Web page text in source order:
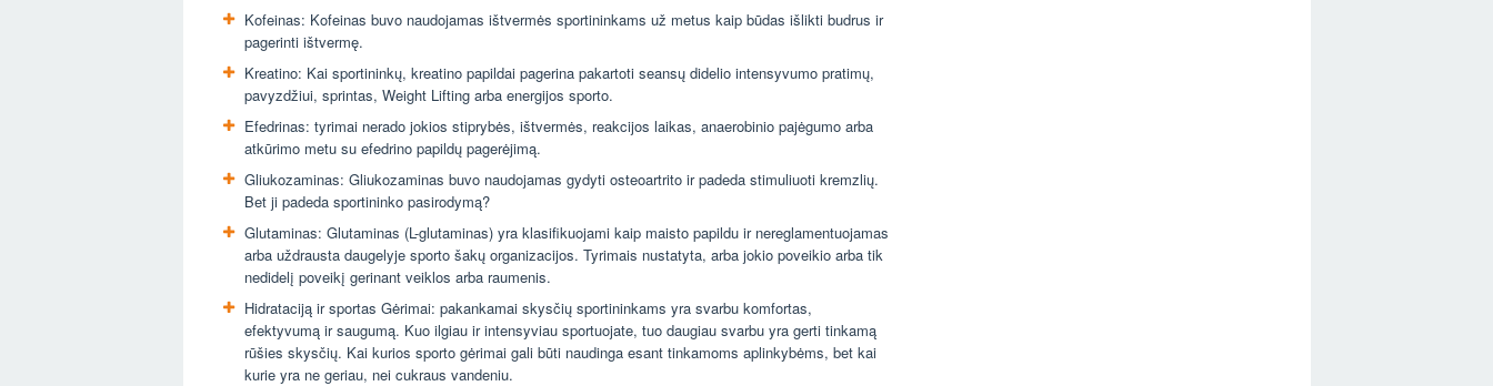
Kofeinas: Kofeinas buvo naudojamas ištvermės sportininkams už metus kaip būdas išlikti budrus ir
pagerinti ištvermę.
Kreatino: Kai sportininkų, kreatino papildai pagerina pakartoti seansų didelio intensyvumo pratimų,
pavyzdžiui, sprintas, Weight Lifting arba energijos sporto.
Efedrinas: tyrimai nerado jokios stiprybės, ištvermės, reakcijos laikas, anaerobinio pajėgumo arba
atkūrimo metu su efedrino papildų pagerėjimą.
Gliukozaminas: Gliukozaminas buvo naudojamas gydyti osteoartrito ir padeda stimuliuoti kremzlių.
Bet ji padeda sportininko pasirodymą?
Glutaminas: Glutaminas (L-glutaminas) yra klasifikuojami kaip maisto papildu ir nereglamentuojamas
arba uždrausta daugelyje sporto šakų organizacijos. Tyrimais nustatyta, arba jokio poveikio arba tik
nedidelį poveikį gerinant veiklos arba raumenis.
Hidrataciją ir sportas Gėrimai: pakankamai skysčių sportininkams yra svarbu komfortas,
efektyvumą ir saugumą. Kuo ilgiau ir intensyviau sportuojate, tuo daugiau svarbu yra gerti tinkamą
rūšies skysčių. Kai kurios sporto gėrimai gali būti naudinga esant tinkamoms aplinkybėms, bet kai
kurie yra ne geriau, nei cukraus vandeniu.